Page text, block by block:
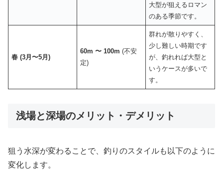
大型が狙えるロマン
のある季節です。
春 (3月〜5月)
60m 〜 100m (不安
定)
群れが散りやすく、
少し難しい時期です
が、釣れれば大型と
いうケースが多いで
す。
浅場と深場のメリット・デメリット
狙う水深が変わることで、釣りのスタイルも以下のように
変化します。